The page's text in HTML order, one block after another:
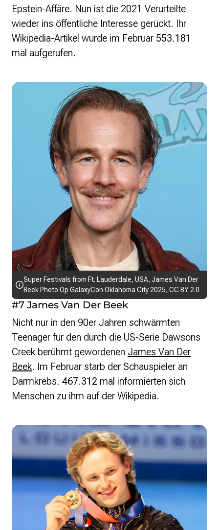
Epstein-Affäre. Nun ist die 2021 Verurteilte
wieder ins öffentliche Interesse gerückt. Ihr
Wikipedia-Artikel wurde im Februar 553.181
mal aufgerufen.
Super Festivals from Ft. Lauderdale, USA, James Van Der
Beek Photo Op GalaxyCon Oklahoma City 2025, CC BY 2.0
#7 James Van Der Beek
Nicht nur in den 90er Jahren schwärmten
Teenager für den durch die US-Serie Dawsons
Creek berühmt gewordenen James Van Der
Beek. Im Februar starb der Schauspieler an
Darmkrebs. 467.312 mal informierten sich
Menschen zu ihm auf der Wikipedia.